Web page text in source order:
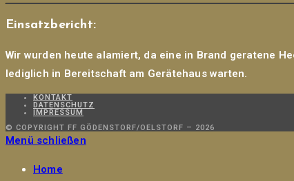
Einsatzbericht:
Wir wurden heute alamiert, da eine in Brand geratene
lediglich in Bereitschaft am Gerätehaus warten.
KONTAKT
DATENSCHUTZ
IMPRESSUM
© COPYRIGHT FF GÖDENSTORF/OELSTORF – 2026
Menü schließen
Home